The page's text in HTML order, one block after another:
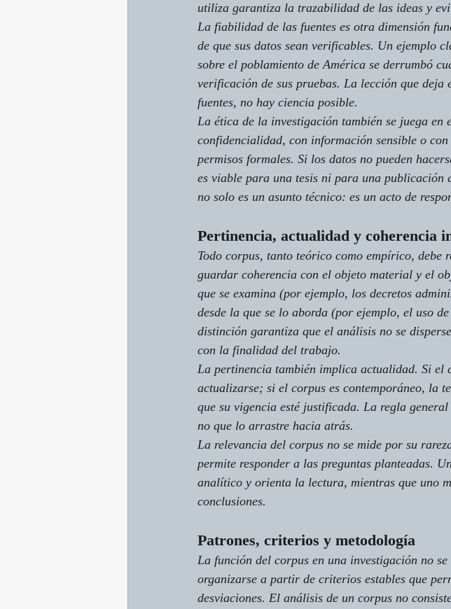
utiliza garantiza la trazabilidad de las ideas y
La fiabilidad de las fuentes es otra dimensión
de que sus datos sean verificables. Un ejemplo
sobre el poblamiento de América se derrumbó
verificación de sus pruebas. La lección que
fuentes, no hay ciencia posible.
La ética de la investigación también se juega
confidencialidad, con información sensible o
permisos formales. Si los datos no pueden
es viable para una tesis ni para una publicación
no solo es un asunto técnico: es un acto de
Pertinencia, actualidad y coherencia
Todo corpus, tanto teórico como empírico, debe
guardar coherencia con el objeto material y el
que se examina (por ejemplo, los decretos
desde la que se lo aborda (por ejemplo, el uso
distinción garantiza que el análisis no se
con la finalidad del trabajo.
La pertinencia también implica actualidad. Si el
actualizarse; si el corpus es contemporáneo, la
que su vigencia esté justificada. La regla
no que lo arrastre hacia atrás.
La relevancia del corpus no se mide por su
permite responder a las preguntas planteadas.
analítico y orienta la lectura, mientras que uno
conclusiones.
Patrones, criterios y metodología
La función del corpus en una investigación no
organizarse a partir de criterios estables que
desviaciones. El análisis de un corpus no